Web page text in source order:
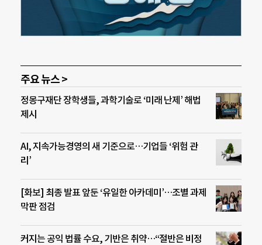
주요 뉴스 >
정몽구재단 장학생들, 과학기술로 ‘미래 난제’ 해법
제시
AI, 지속가능경영의 새 기준으로…기업들 ‘위험 관
리’
[화보] 최종 발표 앞둔 ‘유일한 아카데미’…조별 과제
막판 점검
커지는 공익 법률 수요, 기반은 취약…“절반은 비정